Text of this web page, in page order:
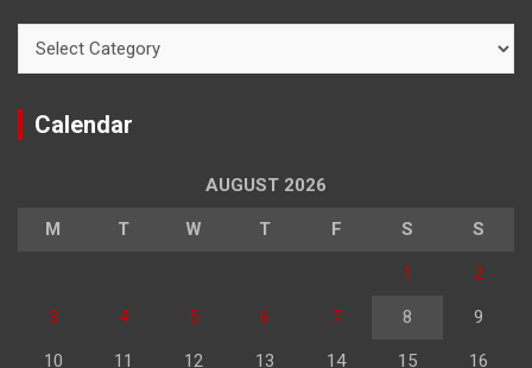
Calendar
AUGUST 2026
M T W T F S S
1 2
3 4 5 6 7 8 9
10 11 12 13 14 15 16